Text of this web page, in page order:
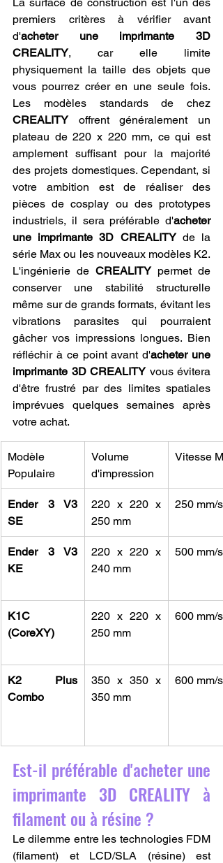
premiers critères à vérifier avant
d'acheter une imprimante 3D
CREALITY, car elle limite
physiquement la taille des objets que
vous pourrez créer en une seule fois.
CREALITY offrent généralement un
plateau de 220 x 220 mm, ce qui est
amplement suffisant pour la majorité
des projets domestiques. Cependant, si
votre ambition est de réaliser des
pièces de cosplay ou des prototypes
industriels, il sera préférable d'acheter
une imprimante 3D CREALITY de la
série Max ou les nouveaux modèles K2.
L'ingénierie de CREALITY permet de
conserver une stabilité structurelle
même sur de grands formats, évitant les
vibrations parasites qui pourraient
gâcher vos impressions longues. Bien
réfléchir à ce point avant d'acheter une
imprimante 3D CREALITY vous évitera
d'être frustré par des limites spatiales
imprévues quelques semaines après
votre achat.
Modèle
Populaire
Volume
d'impression
Vitesse
Ender 3 V3
SE
220 x 220 x
250 mm
250 mm/s
Ender 3 V3
KE
220 x 220 x
240 mm
500 mm/s
K1C
(CoreXY)
220 x 220 x
250 mm
600 mm/s
K2 Plus
Combo
350 x 350 x
350 mm
600 mm/s
Est-il préférable d'acheter une
imprimante 3D CREALITY à
filament ou à résine ?
Le dilemme entre les technologies FDM
(filament) et LCD/SLA (résine) est